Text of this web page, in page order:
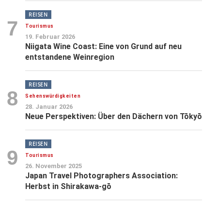
7
REISEN
Tourismus
19. Februar 2026
Niigata Wine Coast: Eine von Grund auf neu
entstandene Weinregion
8
REISEN
Sehenswürdigkeiten
28. Januar 2026
Neue Perspektiven: Über den Dächern von Tōkyō
9
REISEN
Tourismus
26. November 2025
Japan Travel Photographers Association:
Herbst in Shirakawa-gō